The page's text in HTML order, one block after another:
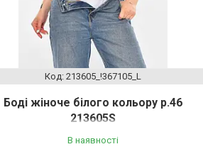
213605_!367105_L
Боді жіноче білого кольору р.46
213605S
В наявності